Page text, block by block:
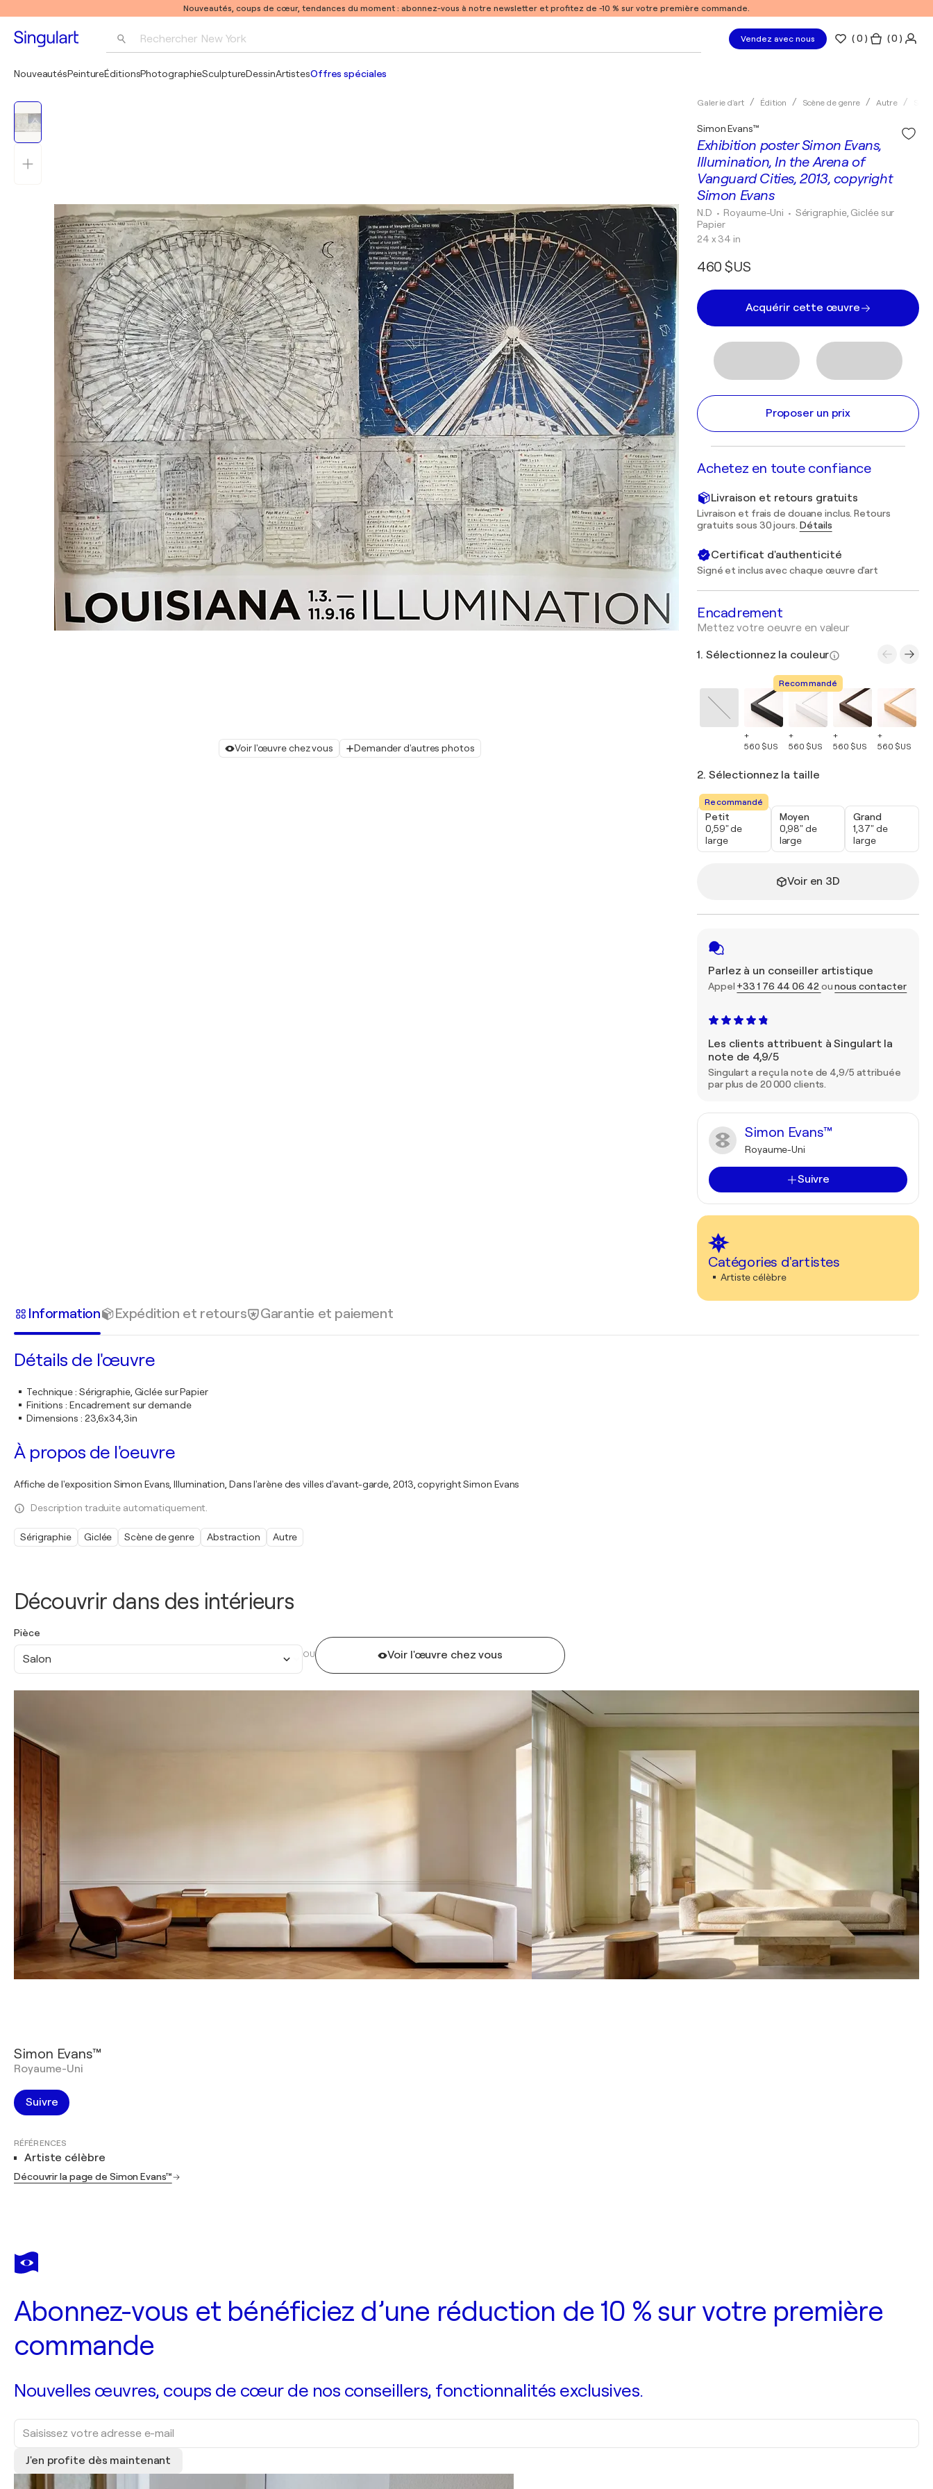
Nouveautés, coups de cœur, tendances du moment : abonnez-vous à notre newsletter et profitez de -10 % sur votre première commande.
Rechercher New York Vendez avec nous (0 ) ( 0 )
NouveautésPeintureÉditionsPhotographieSculptureDessinArtistesOffres spéciales
Voir l'œuvre chez vous Demander d'autres photos
Galerie d'art Édition Scène de genre Autre
Exhibition poster Simon Evans,
Illumination, In the Arena of
Vanguard Cities, 2013, copyright
Simon Evans
Simon Evans™
N.D • Royaume-Uni • Sérigraphie, Giclée sur
Papier
24 x 34 in
460 $US
Acquérir cette œuvre
Proposer un prix
Achetez en toute confiance
Livraison et retours gratuits
Livraison et frais de douane inclus. Retours
gratuits sous 30 jours. Détails
Certificat d'authenticité
Signé et inclus avec chaque œuvre d'art
Encadrement
Mettez votre oeuvre en valeur
1. Sélectionnez la couleur
+
560 $US
Recommandé
+
560 $US
+
560 $US
+
560 $US
2. Sélectionnez la taille
Recommandé
Petit
0,59" de
large
Moyen
0,98" de
large
Grand
1,37" de
large
Voir en 3D
Parlez à un conseiller artistique
Appel +33 1 76 44 06 42 ounous contacter
Les clients attribuent à Singulart la
note de 4,9/5
Singulart a reçu la note de 4,9/5 attribuée
par plus de 20 000 clients.
Simon Evans™
Royaume-Uni
Suivre
Catégories d'artistes
Artiste célèbre
Découvrir dans des intérieurs
Pièce
Salon OU Voir l'œuvre chez vous
Information Expédition et retours Garantie et paiement
Détails de l'œuvre
Technique: Sérigraphie, Giclée sur Papier
Finitions : Encadrement sur demande
Dimensions : 23,6x34,3in
À propos de l'oeuvre
Affiche de l'exposition Simon Evans, Illumination, Dans l'arène des villes d'avant-garde, 2013, copyright Simon Evans
Description traduite automatiquement.
Sérigraphie Giclée Scène de genre Abstraction Autre
Simon Evans™
Royaume-Uni
Suivre
RÉFÉRENCES
Artiste célèbre
Découvrir la page de Simon Evans™
Abonnez-vous et bénéficiez d’une réduction de 10 % sur votre première
commande
Nouvelles œuvres, coups de cœur de nos conseillers, fonctionnalités exclusives.
J'en profite dès maintenant